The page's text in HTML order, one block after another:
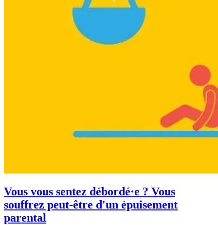
Vous vous sentez débordé·e ? Vous
souffrez peut-être d'un épuisement
parental